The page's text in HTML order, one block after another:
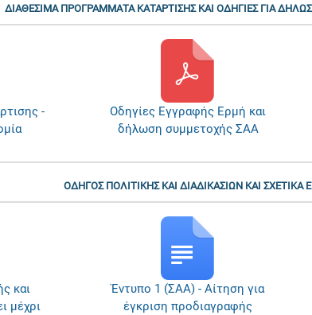
ΔΙΑΘΕΣΙΜΑ ΠΡΟΓΡΑΜΜΑΤΑ ΚΑΤΑΡΤΙΣΗΣ ΚΑΙ ΟΔΗΓΙΕΣ ΓΙΑ
-
Οδηγίες Εγγραφής Ερμή και
δήλωση συμμετοχής ΣΑΑ
ΟΔΗΓΟΣ ΠΟΛΙΤΙΚΗΣ ΚΑΙ ΔΙΑΔΙΚΑΣΙΩΝ ΚΑΙ ΣΧΕΤΙΚΑ
και
μέχρι
Έντυπο 1 (ΣΑΑ) - Αίτηση για
έγκριση προδιαγραφής